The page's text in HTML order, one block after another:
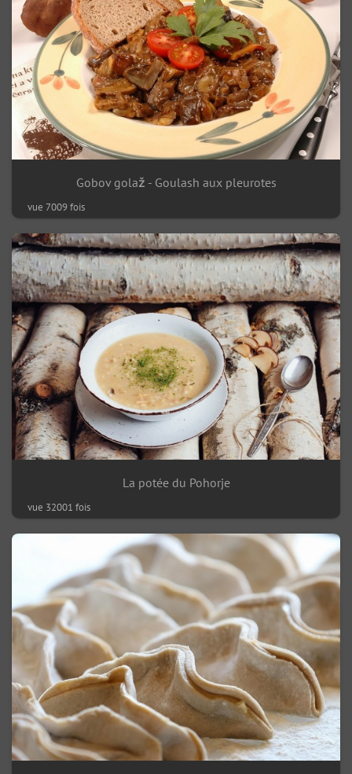
Gobov golaž - Goulash aux pleurotes
vue 7009 fois
La potée du Pohorje
vue 32001 fois